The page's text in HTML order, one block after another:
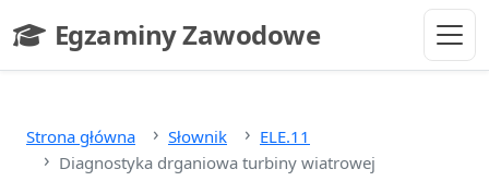
Egzaminy Zawodowe
- strona główna
Strona główna Słownik
ELE.11
Diagnostyka drganiowa turbiny wiatrowej